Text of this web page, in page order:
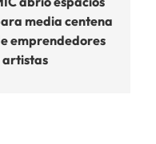
media centena
emprendedores
artistas